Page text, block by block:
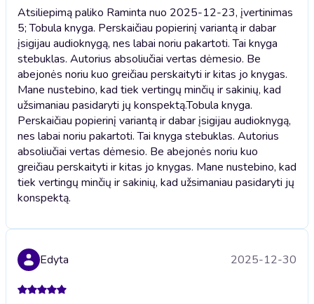
Atsiliepimą paliko Raminta nuo 2025-12-23, įvertinimas
5; Tobula knyga. Perskaičiau popierinį variantą ir dabar
įsigijau audioknygą, nes labai noriu pakartoti. Tai knyga
stebuklas. Autorius absoliučiai vertas dėmesio. Be
abejonės noriu kuo greičiau perskaityti ir kitas jo knygas.
Mane nustebino, kad tiek vertingų minčių ir sakinių, kad
užsimaniau pasidaryti jų konspektą.Tobula knyga.
Perskaičiau popierinį variantą ir dabar įsigijau audioknygą,
nes labai noriu pakartoti. Tai knyga stebuklas. Autorius
absoliučiai vertas dėmesio. Be abejonės noriu kuo
greičiau perskaityti ir kitas jo knygas. Mane nustebino, kad
tiek vertingų minčių ir sakinių, kad užsimaniau pasidaryti jų
konspektą.
Edyta 2025-12-30